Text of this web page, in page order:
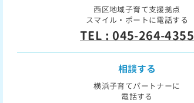
西区地域子育て支援拠点
スマイル・ポートに電話する
TEL : 045-264-4355
相談する
横浜子育てパートナーに
電話する